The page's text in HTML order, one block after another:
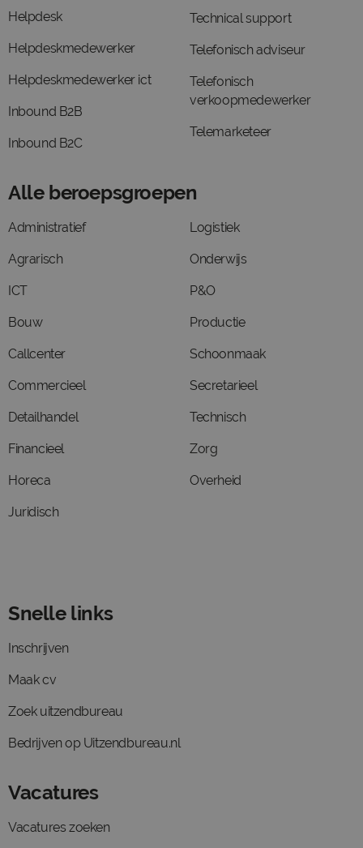
Helpdesk
Helpdeskmedewerker
Helpdeskmedewerker ict
Inbound B2B
Inbound B2C
Technical support
Telefonisch adviseur
Telefonisch
verkoopmedewerker
Telemarketeer
Alle beroepsgroepen
Administratief
Agrarisch
ICT
Bouw
Callcenter
Commercieel
Detailhandel
Financieel
Horeca
Juridisch
Logistiek
Onderwijs
P&O
Productie
Schoonmaak
Secretarieel
Technisch
Zorg
Overheid
Snelle links
Inschrijven
Maak cv
Zoek uitzendbureau
Bedrijven op Uitzendbureau.nl
Vacatures
Vacatures zoeken